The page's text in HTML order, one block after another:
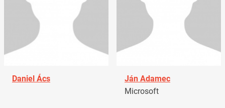
Daniel Ács
Ján Adamec
Microsoft